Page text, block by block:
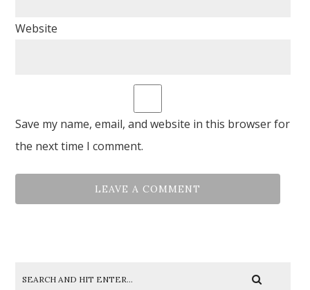
Website
Save my name, email, and website in this browser for
the next time I comment.